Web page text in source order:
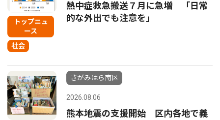
トップニュ
ース
社会
熱中症救急搬送７月に急増 「日常
的な外出でも注意を」
さがみはら南区
2026.08.06
熊本地震の支援開始 区内各地で義